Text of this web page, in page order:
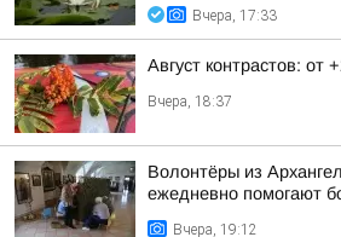
Вчера, 17:33
Август контрастов: от
Вчера, 18:37
Волонтёры из
ежедневно помогают
Вчера, 19:12